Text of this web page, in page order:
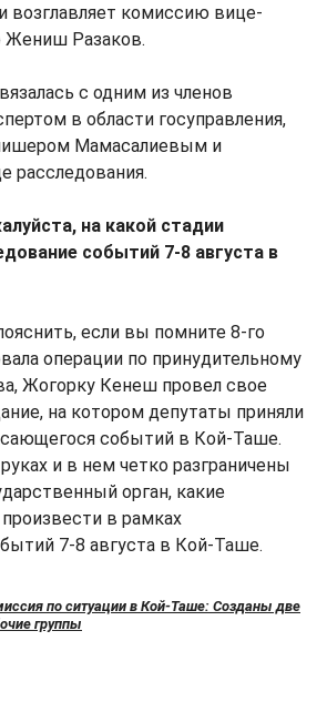
возглавляет комиссию вице-
Жениш Разаков.
с одним из членов
в области госуправления,
Мамасалиевым и
расследования.
на какой стадии
событий 7-8 августа в
если вы помните 8-го
операции по принудительному
Жогорку Кенеш провел свое
на котором депутаты приняли
событий в Кой-Таше.
и в нем четко разграничены
орган, какие
в рамках
7-8 августа в Кой-Таше.
по ситуации в Кой-Таше: Созданы две
группы